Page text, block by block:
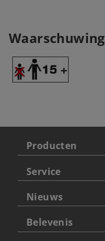
Waarschuwing
Producten
Service
Nieuws
Belevenis